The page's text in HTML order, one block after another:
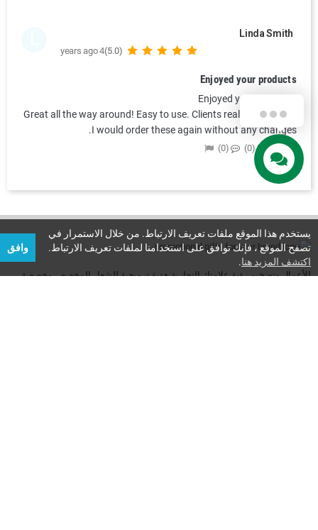
Linda Smith
(5.0)
4 years ago
Enjoyed your products
Enjoyed your products
Great all the way around! Easy to use. Clients really liked them.
I would order these again without any changes.
0
0
0
للأعمال وتضخيم رؤية علامتك التجارية.هدية ترويجية للشعار المخصص مخصصة
يستخدم هذا الموقع ملفات تعريف الارتباط. من خلال الاستمرار في
تصفح الموقع ، فإنك توافق على استخدامنا لملفات تعريف الارتباط.
اكتشف المزيد هنا.
وافق